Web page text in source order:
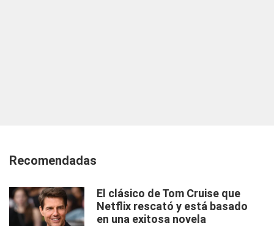
Recomendadas
El clásico de Tom Cruise que
Netflix rescató y está basado
en una exitosa novela